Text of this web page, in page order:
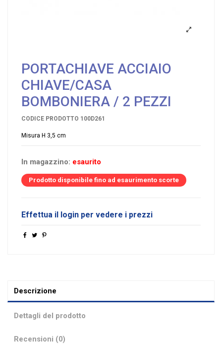
PORTACHIAVE ACCIAIO
CHIAVE/CASA
BOMBONIERA / 2 PEZZI
CODICE PRODOTTO 100D261
Misura H 3,5 cm
In magazzino: esaurito
Prodotto disponibile fino ad esaurimento scorte
Effettua il login per vedere i prezzi
Descrizione
Dettagli del prodotto
Recensioni (0)